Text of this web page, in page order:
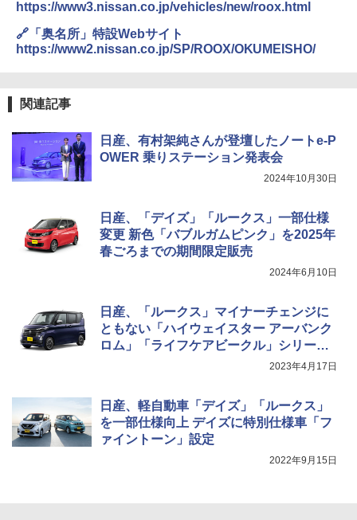
https://www3.nissan.co.jp/vehicles/new/roox.html
🔗「奥名所」特設Webサイト
https://www2.nissan.co.jp/SP/ROOX/OKUMEISHO/
関連記事
日産、有村架純さんが登壇したノートe-P
OWER 乗りステーション発表会
2024年10月30日
日産、「デイズ」「ルークス」一部仕様
変更 新色「バブルガムピンク」を2025年
春ごろまでの期間限定販売
2024年6月10日
日産、「ルークス」マイナーチェンジに
ともない「ハイウェイスター アーバンク
ロム」「ライフケアビークル」シリーズ
2023年4月17日
日産、軽自動車「デイズ」「ルークス」
を一部仕様向上 デイズに特別仕様車「フ
ァイントーン」設定
2022年9月15日